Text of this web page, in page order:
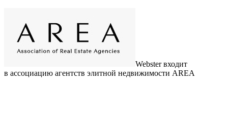
Webster входит
в ассоциацию агентств элитной недвижимости AREA